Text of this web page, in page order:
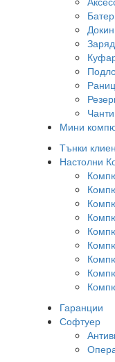
Мини
Тънки
Настолни
Гаранции
Софтуер